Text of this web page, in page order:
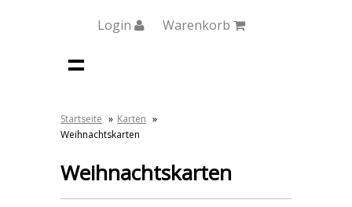
Login Warenkorb
Startseite » Karten »
Weihnachtskarten
Weihnachtskarten